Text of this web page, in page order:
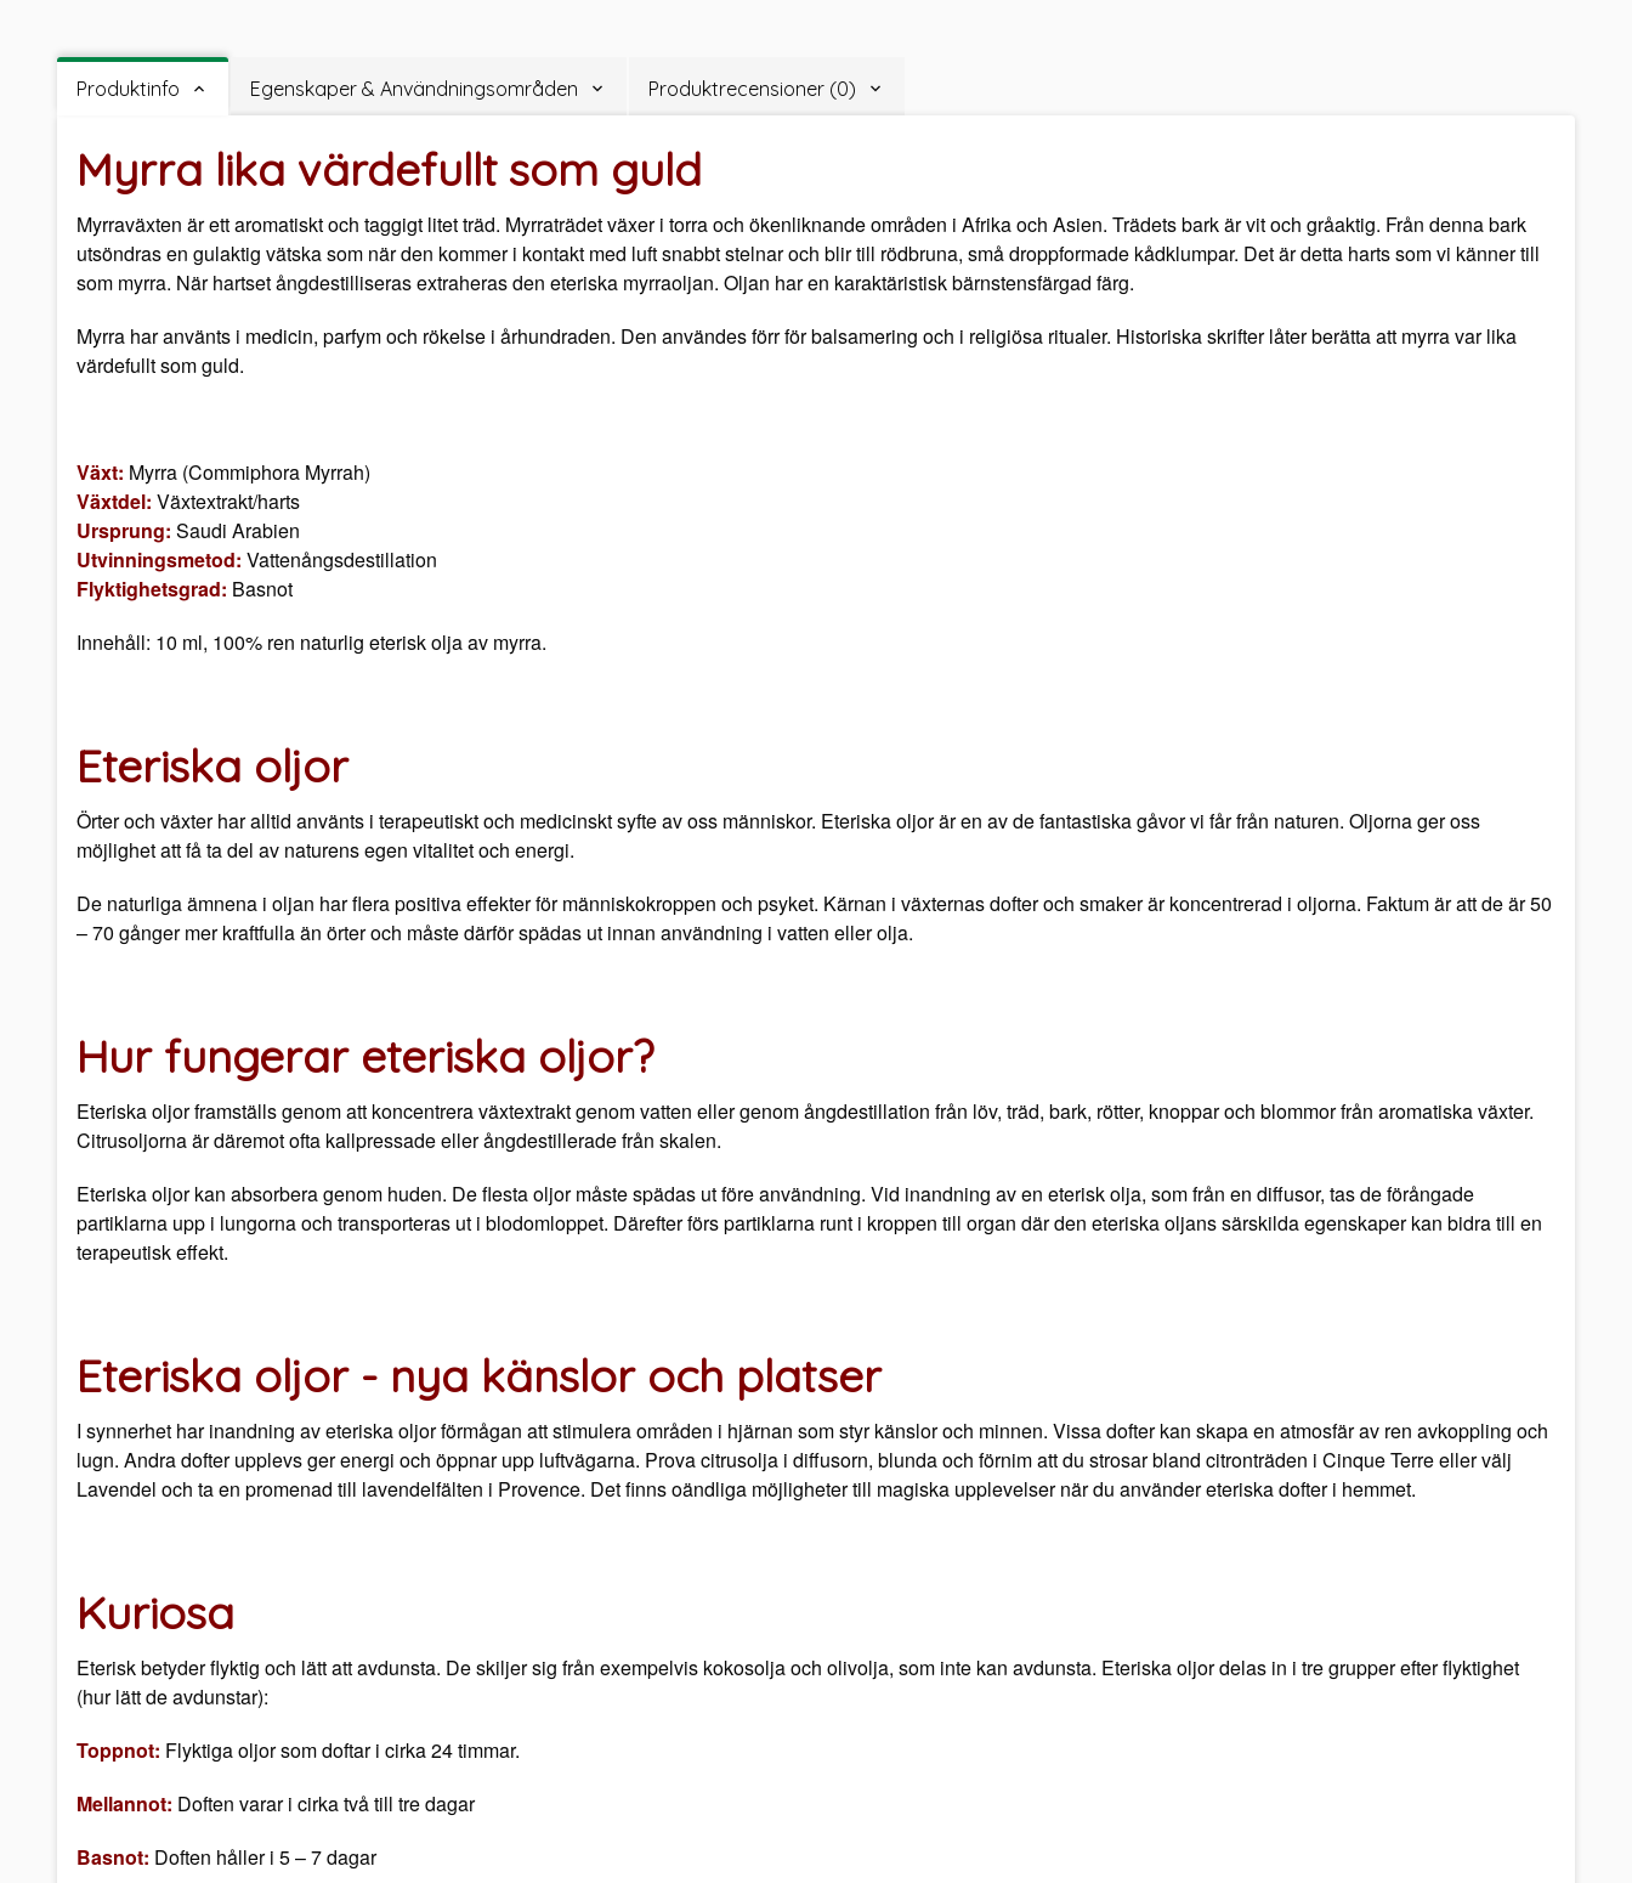
Produktinfo Egenskaper & Användningsområden Produktrecensioner (0)
Myrra lika värdefullt som guld
Myrraväxten är ett aromatiskt och taggigt litet träd. Myrraträdet växer i torra och ökenliknande områden i Afrika och Asien. Trädets bark är vit och gråaktig. Från denna bark
utsöndras en gulaktig vätska som när den kommer i kontakt med luft snabbt stelnar och blir till rödbruna, små droppformade kådklumpar. Det är detta harts som vi känner till
som myrra. När hartset ångdestilliseras extraheras den eteriska myrraoljan. Oljan har en karaktäristisk bärnstensfärgad färg.
Myrra har använts i medicin, parfym och rökelse i århundraden. Den användes förr för balsamering och i religiösa ritualer. Historiska skrifter låter berätta att myrra var lika
värdefullt som guld.
Växt: Myrra (Commiphora Myrrah)
Växtdel: Växtextrakt/harts
Ursprung: Saudi Arabien
Utvinningsmetod: Vattenångsdestillation
Flyktighetsgrad: Basnot
Innehåll: 10 ml, 100% ren naturlig eterisk olja av myrra.
Eteriska oljor
Örter och växter har alltid använts i terapeutiskt och medicinskt syfte av oss människor. Eteriska oljor är en av de fantastiska gåvor vi får från naturen. Oljorna ger oss
möjlighet att få ta del av naturens egen vitalitet och energi.
De naturliga ämnena i oljan har flera positiva effekter för människokroppen och psyket. Kärnan i växternas dofter och smaker är koncentrerad i oljorna. Faktum är att de är 50
– 70 gånger mer kraftfulla än örter och måste därför spädas ut innan användning i vatten eller olja.
Hur fungerar eteriska oljor?
Eteriska oljor framställs genom att koncentrera växtextrakt genom vatten eller genom ångdestillation från löv, träd, bark, rötter, knoppar och blommor från aromatiska växter.
Citrusoljorna är däremot ofta kallpressade eller ångdestillerade från skalen.
Eteriska oljor kan absorbera genom huden. De flesta oljor måste spädas ut före användning. Vid inandning av en eterisk olja, som från en diffusor, tas de förångade
partiklarna upp i lungorna och transporteras ut i blodomloppet. Därefter förs partiklarna runt i kroppen till organ där den eteriska oljans särskilda egenskaper kan bidra till en
terapeutisk effekt.
Eteriska oljor - nya känslor och platser
I synnerhet har inandning av eteriska oljor förmågan att stimulera områden i hjärnan som styr känslor och minnen. Vissa dofter kan skapa en atmosfär av ren avkoppling och
lugn. Andra dofter upplevs ger energi och öppnar upp luftvägarna. Prova citrusolja i diffusorn, blunda och förnim att du strosar bland citronträden i Cinque Terre eller välj
Lavendel och ta en promenad till lavendelfälten i Provence. Det finns oändliga möjligheter till magiska upplevelser när du använder eteriska dofter i hemmet.
Kuriosa
Eterisk betyder flyktig och lätt att avdunsta. De skiljer sig från exempelvis kokosolja och olivolja, som inte kan avdunsta. Eteriska oljor delas in i tre grupper efter flyktighet
(hur lätt de avdunstar):
Toppnot: Flyktiga oljor som doftar i cirka 24 timmar.
Mellannot: Doften varar i cirka två till tre dagar
Basnot: Doften håller i 5 – 7 dagar